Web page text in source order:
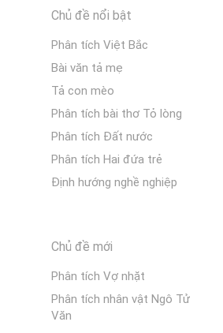
Chủ đề nổi bật
Phân tích Việt Bắc
Bài văn tả mẹ
Tả con mèo
Phân tích bài thơ Tỏ lòng
Phân tích Đất nước
Phân tích Hai đứa trẻ
Định hướng nghề nghiệp
Chủ đề mới
Phân tích Vợ nhặt
Phân tích nhân vật Ngô Tử
Văn